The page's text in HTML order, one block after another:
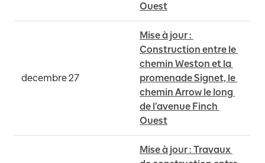
Ouest
decembre 27
Mise à jour :
Construction entre le
chemin Weston et la
promenade Signet, le
chemin Arrow le long
de l’avenue Finch
Ouest
Mise à jour : Travaux